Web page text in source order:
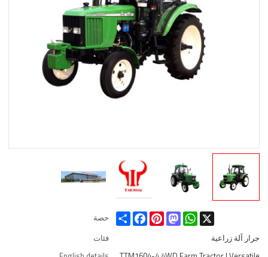
حصة Share
FacebookPinterest
MastodonWhatsApp
X
فئات
جرار آلة زراعية